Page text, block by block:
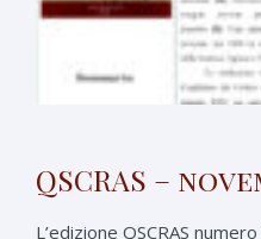
QSCRAS –
L’edizione QSCRAS